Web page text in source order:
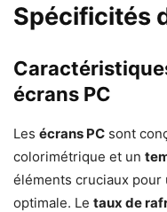
Spécificités
écrans PC
Les écrans PC sont
colorimétrique et un
éléments cruciaux
optimale. Le taux de